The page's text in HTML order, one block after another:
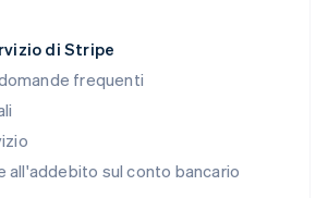
di Stripe
frequenti
all'addebito sul conto bancario
English